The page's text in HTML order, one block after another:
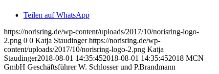
Teilen auf WhatsApp
https://norisring.de/wp-content/uploads/2017/10/norisring-logo-
2.png 0 0 Katja Staudinger https://norisring.de/wp-
content/uploads/2017/10/norisring-logo-2.png Katja
Staudinger2018-08-01 14:35:452018-08-01 14:35:452018 MCN
GmbH Geschäftsführer W. Schlosser und P.Brandmann